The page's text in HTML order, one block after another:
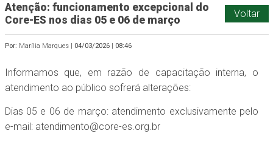
Atenção: funcionamento excepcional do
Core-ES nos dias 05 e 06 de março
Voltar
Por: Marília Marques | 04/03/2026| 08:46
Informamos que, em razão de capacitação interna, o
atendimento ao público sofrerá alterações:
Dias 05 e 06 de março: atendimento exclusivamente pelo
e-mail: atendimento@core-es.org.br